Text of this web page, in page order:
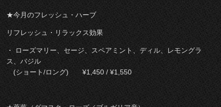
★今月のフレッシュ・ハーブ
リフレッシュ・リラックス効果
・ ローズマリー、セージ、スペアミント、ディル、レモングラ
ス、バジル
(ショート/ロング) ¥1,450 / ¥1,550